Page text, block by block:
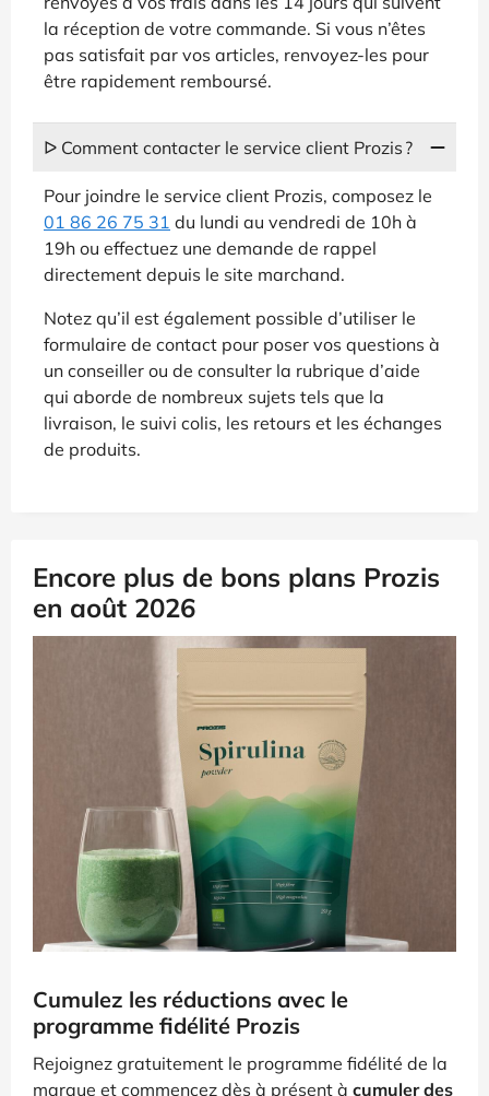
la réception de votre commande. Si vous n’êtes
pas satisfait par vos articles, renvoyez-les pour
être rapidement remboursé.
ᐅ Comment contacter le service client Prozis ?
Pour joindre le service client Prozis, composez le
01 86 26 75 31 du lundi au vendredi de 10h à
19h ou effectuez une demande de rappel
directement depuis le site marchand.
Notez qu’il est également possible d’utiliser le
formulaire de contact pour poser vos questions à
un conseiller ou de consulter la rubrique d’aide
qui aborde de nombreux sujets tels que la
livraison, le suivi colis, les retours et les échanges
de produits.
Encore plus de bons plans Prozis
en août 2026
Cumulez les réductions avec le
programme fidélité Prozis
Rejoignez gratuitement le programme fidélité de la
marque et commencez dès à présent à cumuler des